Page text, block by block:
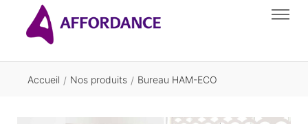
Accueil / Nos produits / Bureau HAM-ECO